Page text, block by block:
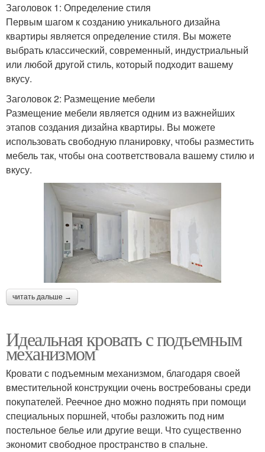
Заголовок 1: Определение стиля
Первым шагом к созданию уникального дизайна
квартиры является определение стиля. Вы можете
выбрать классический, современный, индустриальный
или любой другой стиль, который подходит вашему
вкусу.
Заголовок 2: Размещение мебели
Размещение мебели является одним из важнейших
этапов создания дизайна квартиры. Вы можете
использовать свободную планировку, чтобы разместить
мебель так, чтобы она соответствовала вашему стилю и
вкусу.
читать дальше →
Идеальная кровать с подъемным
механизмом
Кровати с подъемным механизмом, благодаря своей
вместительной конструкции очень востребованы среди
покупателей. Реечное дно можно поднять при помощи
специальных поршней, чтобы разложить под ним
постельное белье или другие вещи. Что существенно
экономит свободное пространство в спальне.